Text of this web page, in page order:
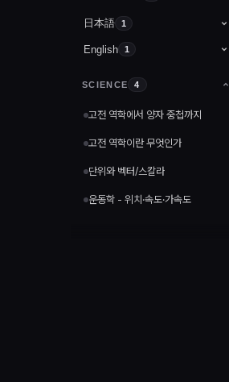
Tuist 의존성 정의
Tuist 의존성 추가
Hexagonal Architecture
日本語 1
히라가나
English 1
SCIENCE 4
고전 역학에서 양자 중첩까지
고전 역학이란 무엇인가
단위와 벡터/스칼라
운동학 - 위치·속도·가속도